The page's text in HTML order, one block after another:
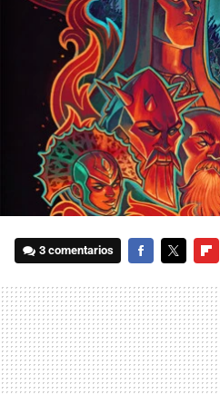
3 comentarios